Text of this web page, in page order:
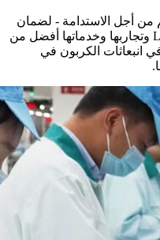
من أجل الاستدامة - لضمان
أن يكون كل جيل من منتجات Logitech وتجاربها وخدماتها أفضل من
انبعاثات الكربون في